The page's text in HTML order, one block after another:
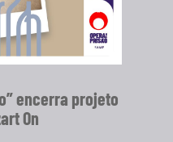
encerra projeto
On